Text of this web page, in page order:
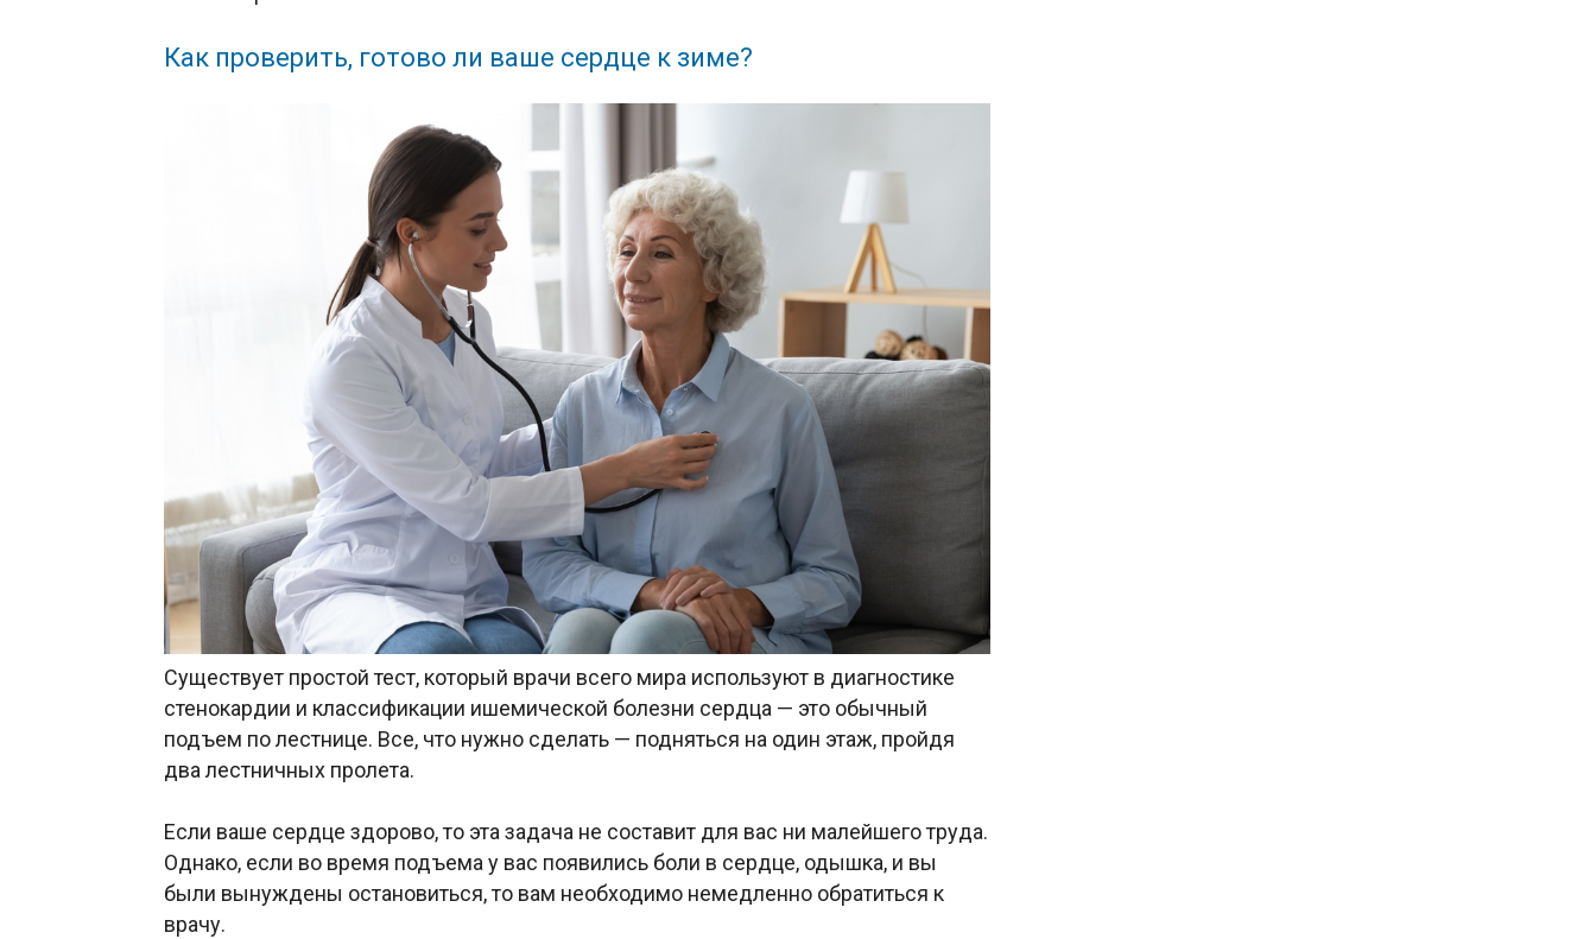
Как проверить, готово ли ваше сердце к зиме?
Существует простой тест, который врачи всего мира используют в диагностике
стенокардии и классификации ишемической болезни сердца — это обычный
подъем по лестнице. Все, что нужно сделать — подняться на один этаж, пройдя
два лестничных пролета.
Если ваше сердце здорово, то эта задача не составит для вас ни малейшего труда.
Однако, если во время подъема у вас появились боли в сердце, одышка, и вы
были вынуждены остановиться, то вам необходимо немедленно обратиться к
врачу.